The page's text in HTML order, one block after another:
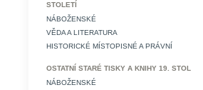
STOLETÍ
NÁBOŽENSKÉ
VĚDA A LITERATURA
HISTORICKÉ MÍSTOPISNÉ A PRÁVNÍ
OSTATNÍ STARÉ TISKY A KNIHY 19. STOL
NÁBOŽENSKÉ